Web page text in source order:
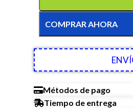
COMPRAR AHORA
Métodos de pago
Tiempo de entrega